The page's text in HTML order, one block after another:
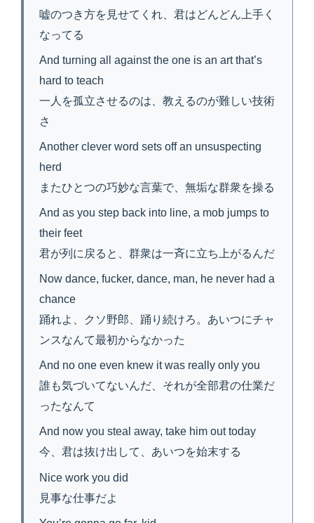
嘘のつき方を見せてくれ、君はどんどん上手く
なってる
And turning all against the one is an art that’s
hard to teach
一人を孤立させるのは、教えるのが難しい技術
さ
Another clever word sets off an unsuspecting
herd
またひとつの巧妙な言葉で、無垢な群衆を操る
And as you step back into line, a mob jumps to
their feet
君が列に戻ると、群衆は一斉に立ち上がるんだ
Now dance, fucker, dance, man, he never had a
chance
踊れよ、クソ野郎、踊り続けろ。あいつにチャ
ンスなんて最初からなかった
And no one even knew it was really only you
誰も気づいてないんだ、それが全部君の仕業だ
ったなんて
And now you steal away, take him out today
今、君は抜け出して、あいつを始末する
Nice work you did
見事な仕事だよ